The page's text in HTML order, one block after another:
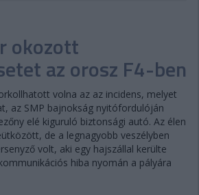
PONTÁLLÁSOK
okozott
az orosz F4-ben
volna az az incidens, melyet
az SMP bajnokság nyitófordulóján
elé kiguruló biztonsági autó. Az élen
de a legnagyobb veszélyben
volt, aki egy hajszállal kerülte
hiba nyomán a pályára